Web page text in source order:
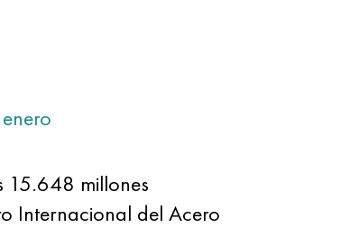
enero
15.648 millones
Internacional del Acero